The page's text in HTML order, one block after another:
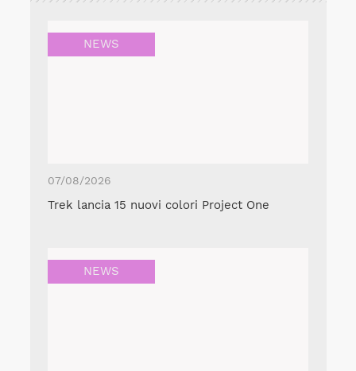
NEWS
07/08/2026
Trek lancia 15 nuovi colori Project One
NEWS